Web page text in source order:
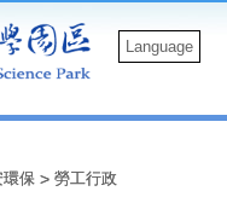
Language
環保 >勞工行政